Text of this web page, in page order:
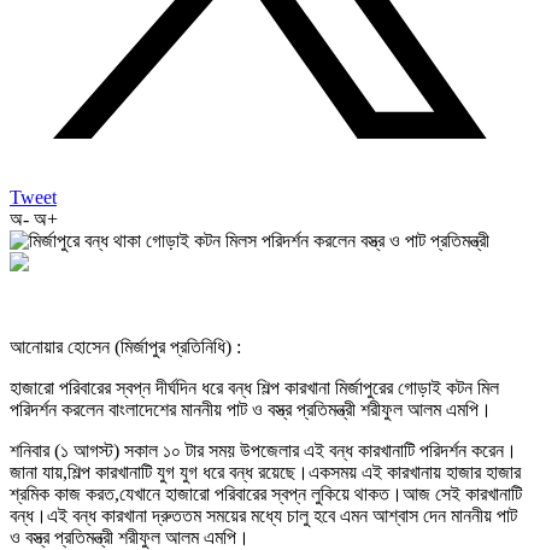
Tweet
অ- অ+
আনোয়ার হোসেন (মির্জাপুর প্রতিনিধি) :
হাজারো পরিবারের স্বপ্ন দীর্ঘদিন ধরে বন্ধ শিল্প কারখানা মির্জাপুরের গোড়াই কটন মিল
পরিদর্শন করলেন বাংলাদেশের মাননীয় পাট ও বস্ত্র প্রতিমন্ত্রী শরীফুল আলম এমপি।
শনিবার (১ আগস্ট) সকাল ১০ টার সময় উপজেলার এই বন্ধ কারখানাটি পরিদর্শন করেন।
জানা যায়,শিল্প কারখানাটি যুগ যুগ ধরে বন্ধ রয়েছে।একসময় এই কারখানায় হাজার হাজার
শ্রমিক কাজ করত,যেখানে হাজারো পরিবারের স্বপ্ন লুকিয়ে থাকত।আজ সেই কারখানাটি
বন্ধ।এই বন্ধ কারখানা দ্রুততম সময়ের মধ্যে চালু হবে এমন আশ্বাস দেন মাননীয় পাট
ও বস্ত্র প্রতিমন্ত্রী শরীফুল আলম এমপি।